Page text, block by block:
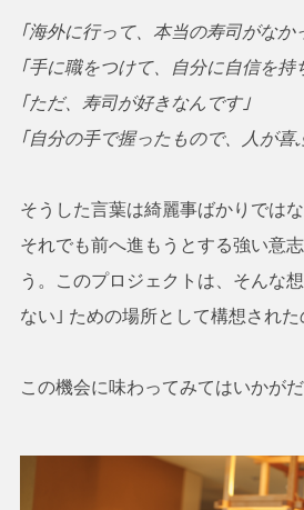
｢海外に行って、本当の寿司がなか
｢手に職をつけて、自分に自信を持
｢ただ、寿司が好きなんです｣
｢自分の手で握ったもので、人が喜
そうした言葉は綺麗事ばかりでは
それでも前へ進もうとする強い意
う。このプロジェクトは、そんな
ない｣ ための場所として構想された
この機会に味わってみてはいかがだ